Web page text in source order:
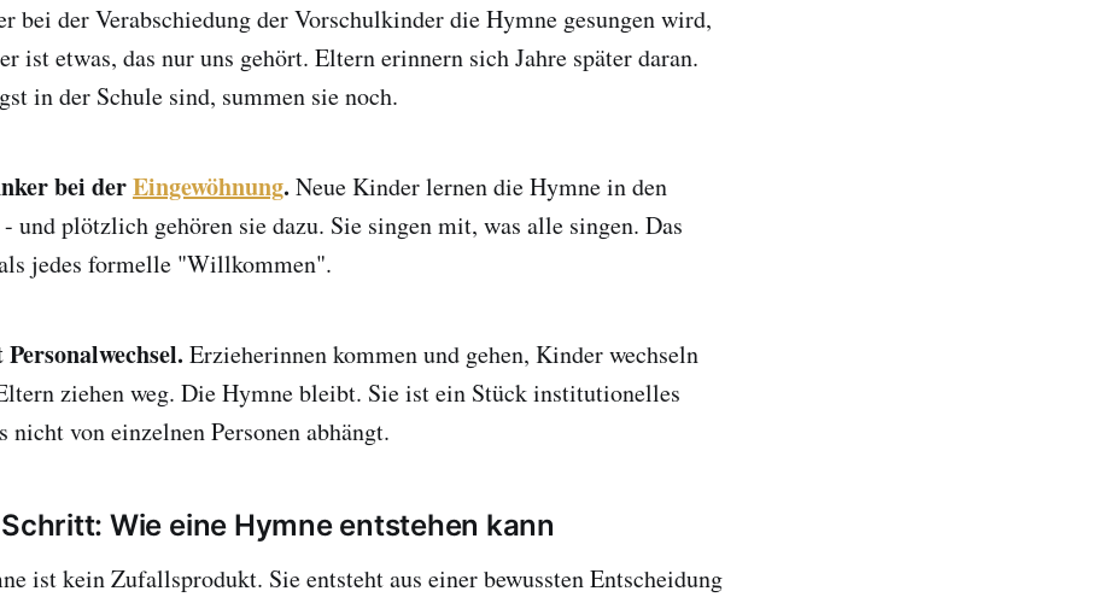
bei der Verabschiedung der Vorschulkinder die Hymne gesungen wird,
ist etwas, das nur uns gehört. Eltern erinnern sich Jahre später daran.
in der Schule sind, summen sie noch.
bei derEingewöhnung. Neue Kinder lernen die Hymne in den
und plötzlich gehören sie dazu. Sie singen mit, was alle singen. Das
jedes formelle "Willkommen".
Erzieherinnen kommen und gehen, Kinder wechseln
ziehen weg. Die Hymne bleibt. Sie ist ein Stück institutionelles
nicht von einzelnen Personen abhängt.
Wie eine Hymne entstehen kann
ist kein Zufallsprodukt. Sie entsteht aus einer bewussten Entscheidung